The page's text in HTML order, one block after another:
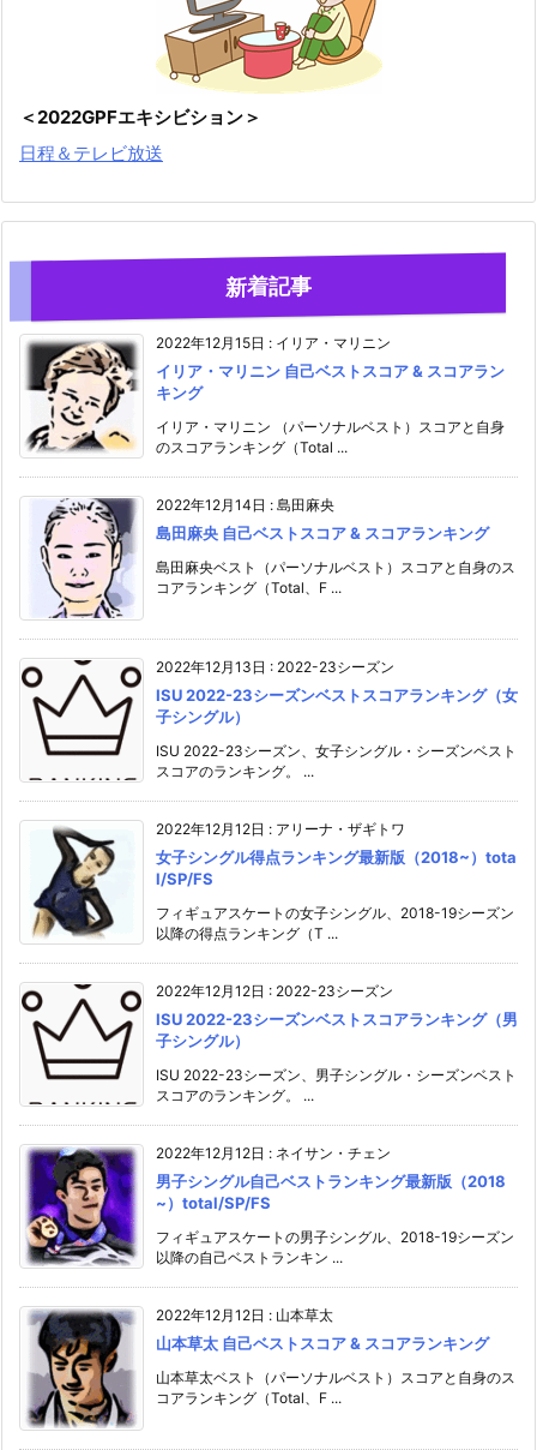
＜2022GPFエキシビション＞
日程＆テレビ放送
新着記事
2022年12月15日 : イリア・マリニン
イリア・マリニン 自己ベストスコア & スコアラン
キング
イリア・マリニン （パーソナルベスト）スコアと自身
のスコアランキング（Total ...
2022年12月14日 : 島田麻央
島田麻央 自己ベストスコア & スコアランキング
島田麻央ベスト（パーソナルベスト）スコアと自身のス
コアランキング（Total、F ...
2022年12月13日 : 2022-23シーズン
ISU 2022-23シーズンベストスコアランキング（女
子シングル）
ISU 2022-23シーズン、女子シングル・シーズンベスト
スコアのランキング。 ...
2022年12月12日 : アリーナ・ザギトワ
女子シングル得点ランキング最新版（2018~）tota
l/SP/FS
フィギュアスケートの女子シングル、2018-19シーズン
以降の得点ランキング（T ...
2022年12月12日 : 2022-23シーズン
ISU 2022-23シーズンベストスコアランキング（男
子シングル）
ISU 2022-23シーズン、男子シングル・シーズンベスト
スコアのランキング。 ...
2022年12月12日 : ネイサン・チェン
男子シングル自己ベストランキング最新版（2018
~）total/SP/FS
フィギュアスケートの男子シングル、2018-19シーズン
以降の自己ベストランキン ...
2022年12月12日 : 山本草太
山本草太 自己ベストスコア & スコアランキング
山本草太ベスト（パーソナルベスト）スコアと自身のス
コアランキング（Total、F ...